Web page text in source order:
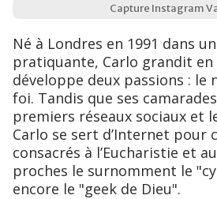
Capture Instagram
Né à Londres en 1991 dans une famille peu
pratiquante, Carlo grandit
développe deux passions : le
foi. Tandis que ses
premiers réseaux sociaux et
Carlo se sert d’Internet pour
consacrés à l’Eucharistie et
proches le surnomment le
encore le "geek de Dieu".